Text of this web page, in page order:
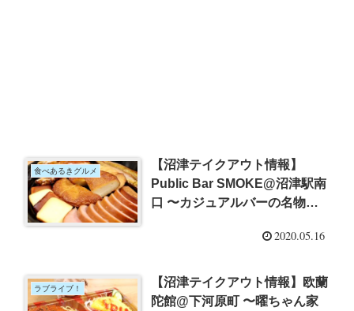
食べあるきグルメ
【沼津テイクアウト情報】
Public Bar SMOKE@沼津駅南
口 〜カジュアルバーの名物自
2020.05.16
ラブライブ！
【沼津テイクアウト情報】欧蘭
陀館@下河原町 〜曜ちゃん家